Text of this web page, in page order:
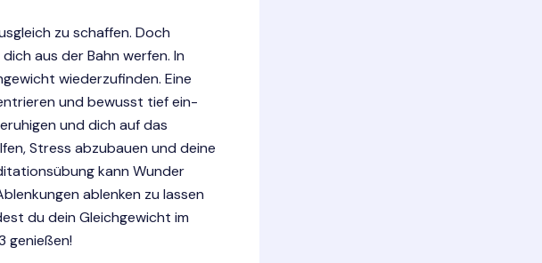
zu schaffen. Doch
aus der Bahn werfen. In
wiederzufinden. Eine
und bewusst tief ein-
und dich auf das
Stress abzubauen und deine
kann Wunder
ablenken zu lassen
du dein Gleichgewicht im
genießen!